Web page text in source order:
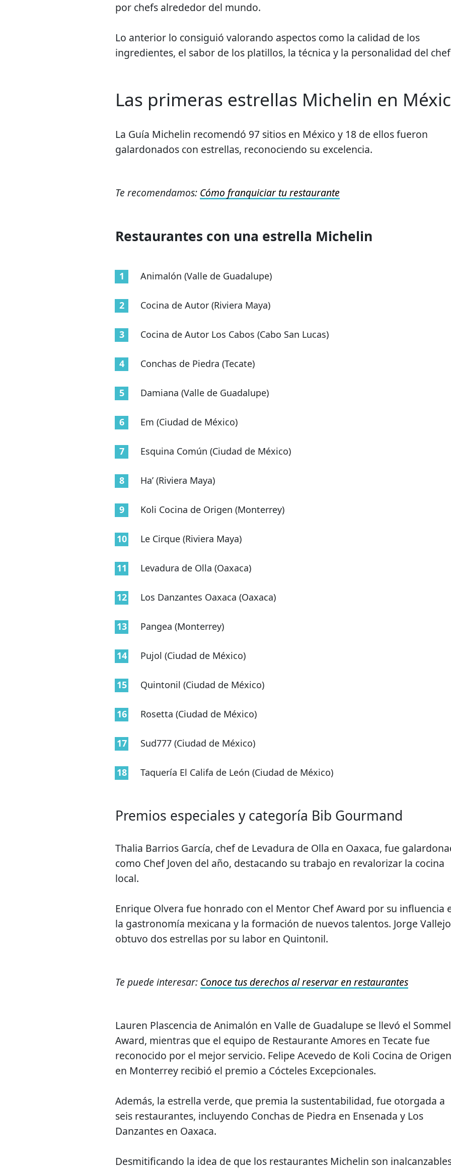
por chefs alrededor del mundo.
Lo anterior lo consiguió valorando aspectos como la calidad de los
ingredientes, el sabor de los platillos, la técnica y la personalidad del
Las primeras estrellas Michelin en
La Guía Michelin recomendó 97 sitios en México y 18 de ellos fueron
galardonados con estrellas, reconociendo su excelencia.
Te recomendamos: Cómo franquiciar tu restaurante
Restaurantes con una estrella Michelin
Animalón (Valle de Guadalupe)
Cocina de Autor (Riviera Maya)
Cocina de Autor Los Cabos (Cabo San Lucas)
Conchas de Piedra (Tecate)
Damiana (Valle de Guadalupe)
Em (Ciudad de México)
Esquina Común (Ciudad de México)
Ha’ (Riviera Maya)
Koli Cocina de Origen (Monterrey)
Le Cirque (Riviera Maya)
Levadura de Olla (Oaxaca)
Los Danzantes Oaxaca (Oaxaca)
Pangea (Monterrey)
Pujol (Ciudad de México)
Quintonil (Ciudad de México)
Rosetta (Ciudad de México)
Sud777 (Ciudad de México)
Taquería El Califa de León (Ciudad de México)
Premios especiales y categoría Bib Gourmand
Thalia Barrios García, chef de Levadura de Olla en Oaxaca, fue
como Chef Joven del año, destacando su trabajo en revalorizar la cocina
local.
Enrique Olvera fue honrado con el Mentor Chef Award por su influencia
la gastronomía mexicana y la formación de nuevos talentos. Jorge Vallejo
obtuvo dos estrellas por su labor en Quintonil.
Te puede interesar: Conoce tus derechos al reservar en restaurantes
Lauren Plascencia de Animalón en Valle de Guadalupe se llevó el
Award, mientras que el equipo de Restaurante Amores en Tecate fue
reconocido por el mejor servicio. Felipe Acevedo de Koli Cocina de Origen
en Monterrey recibió el premio a Cócteles Excepcionales.
Además, la estrella verde, que premia la sustentabilidad, fue otorgada a
seis restaurantes, incluyendo Conchas de Piedra en Ensenada y Los
Danzantes en Oaxaca.
Desmitificando la idea de que los restaurantes Michelin son